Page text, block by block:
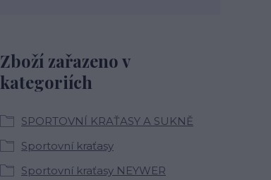
Zboží zařazeno v
kategoriích
SPORTOVNÍ KRAŤASY A SUKNĚ
Sportovní kraťasy
Sportovní kraťasy NEYWER